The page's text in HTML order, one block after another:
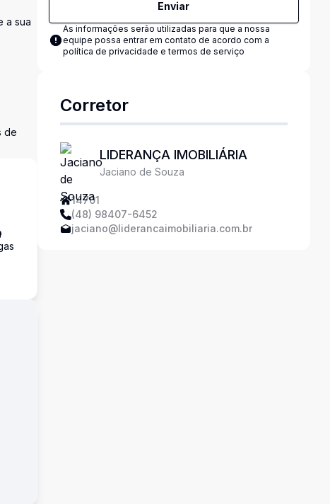
a sua
de
s
Enviar
As informações serão utilizadas para que a nossa
equipe possa entrar em contato de acordo com a
política de privacidade e termos de serviço
Corretor
LIDERANÇA IMOBILIÁRIA
Jaciano de Souza
14701
(48) 98407-6452
jaciano@liderancaimobiliaria.com.br